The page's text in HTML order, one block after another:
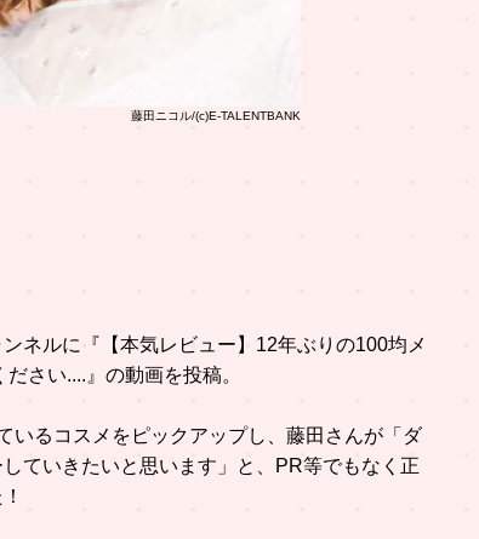
藤田ニコル/(c)E-TALENTBANK
ネルに『【本気レビュー】12年ぶりの100均メ
さい....』の動画を投稿。
いるコスメをピックアップし、藤田さんが「ダ
ていきたいと思います」と、PR等でもなく正